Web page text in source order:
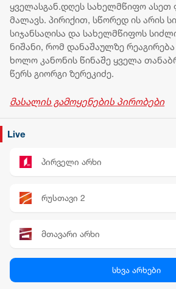
ყველასგან.დღეს სახელმწიფო ასეთ
მალავს. პირიქით, სწორედ ის არის
სიჯანსაღისა და სახელმწიფოს
ნიშანი, რომ დანაშაულზე რეაგირება
ხოლო კანონის წინაშე ყველა
წერს გიორგი ზერეკიძე.
მასალის გამოყენების პირობები
Live
პირველი არხი
რუსთავი 2
მთავარი არხი
სხვა არხები